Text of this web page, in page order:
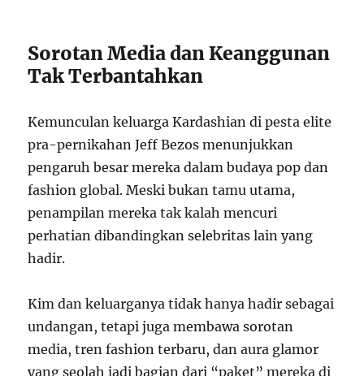
Sorotan Media dan Keanggunan
Tak Terbantahkan
Kemunculan keluarga Kardashian di pesta elite
pra-pernikahan Jeff Bezos menunjukkan
pengaruh besar mereka dalam budaya pop dan
fashion global. Meski bukan tamu utama,
penampilan mereka tak kalah mencuri
perhatian dibandingkan selebritas lain yang
hadir.
Kim dan keluarganya tidak hanya hadir sebagai
undangan, tetapi juga membawa sorotan
media, tren fashion terbaru, dan aura glamor
yang seolah jadi bagian dari “paket” mereka di